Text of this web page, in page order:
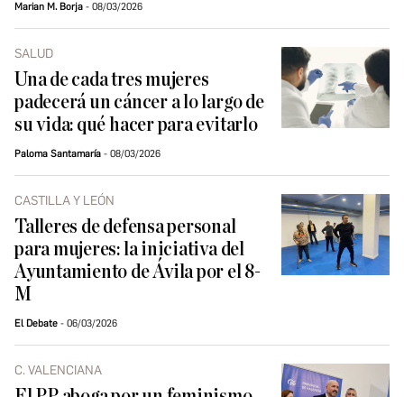
Marian M. Borja 08/03/2026
SALUD
Una de cada tres mujeres
padecerá un cáncer a lo largo de
su vida: qué hacer para evitarlo
Paloma Santamaría 08/03/2026
CASTILLA Y LEÓN
Talleres de defensa personal
para mujeres: la iniciativa del
Ayuntamiento de Ávila por el 8-
M
El Debate 06/03/2026
C. VALENCIANA